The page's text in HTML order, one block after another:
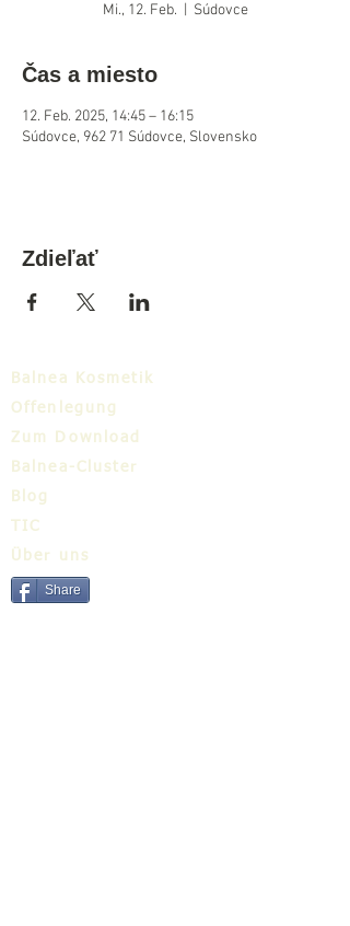
Mi., 12. Feb. Súdovce
Čas a miesto
12. Feb. 2025, 14:45 – 16:15
Súdovce, 962 71 Súdovce, Slovensko
Zdieľať
Balnea Kosmetik
Offenlegung
Zum Download
Balnea-Cluster
Blog
TIC
Über uns
Share